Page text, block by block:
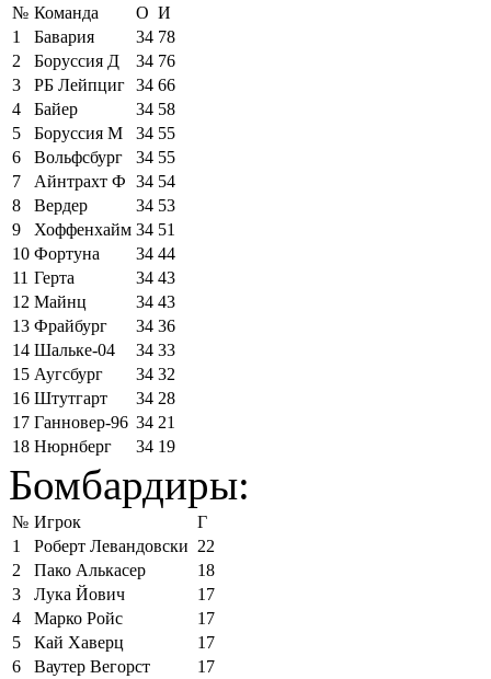
№ Команда О И
1
Бавария 34 78
2
Боруссия Д 34 76
3
РБ Лейпциг 34 66
4
Байер 34 58
5
Боруссия М 34 55
6
Вольфсбург 34 55
7
Айнтрахт Ф 34 54
8
Вердер 34 53
9
Хоффенхайм 34 51
10 Фортуна 34 44
11 Герта 34 43
12 Майнц 34 43
13 Фрайбург 34 36
14 Шальке-04 34 33
15 Аугсбург 34 32
16 Штутгарт 34 28
17 Ганновер-96 34 21
18 Нюрнберг 34 19
Бомбардиры:
№ Игрок
Г
1
Роберт Левандовски 22
2
Пако Алькасер
18
3
Лука Йович
17
4
Марко Ройс
17
5
Кай Хаверц
17
6
Ваутер Вегорст
17